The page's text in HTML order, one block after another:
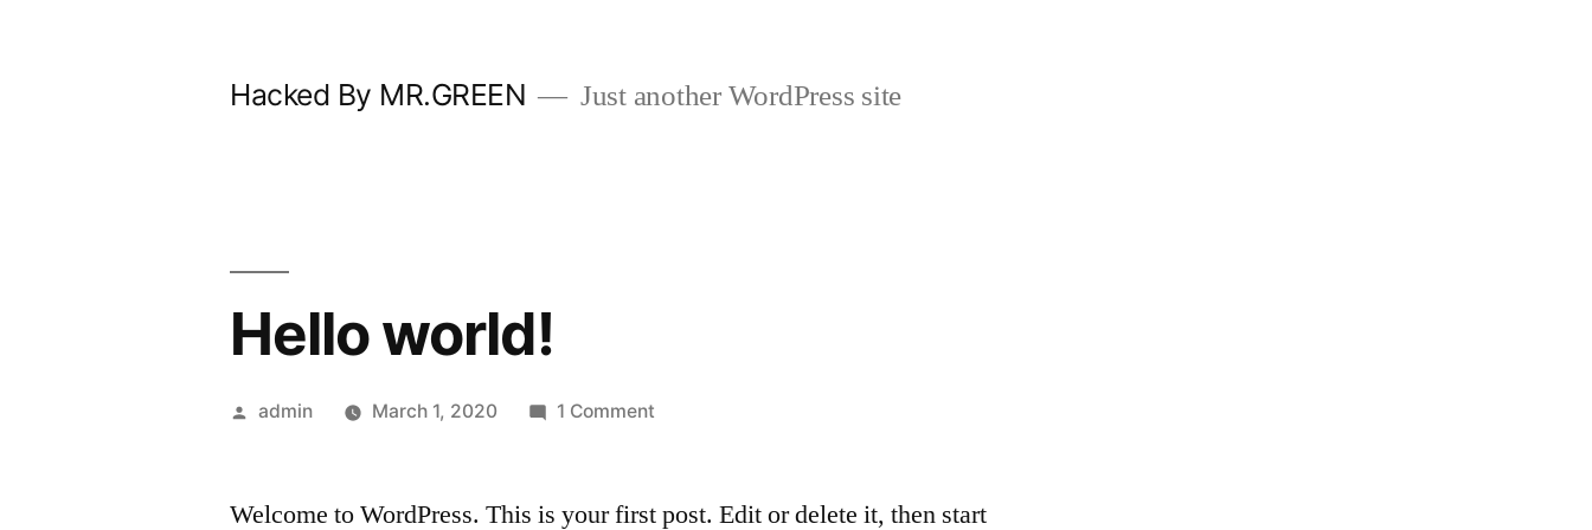
Hacked By MR.GREEN Just another WordPress site
Hello world!
Posted
admin March 1, 2020 1 Commenton
Welcome to WordPress. This is your first post. Edit or delete it, then start